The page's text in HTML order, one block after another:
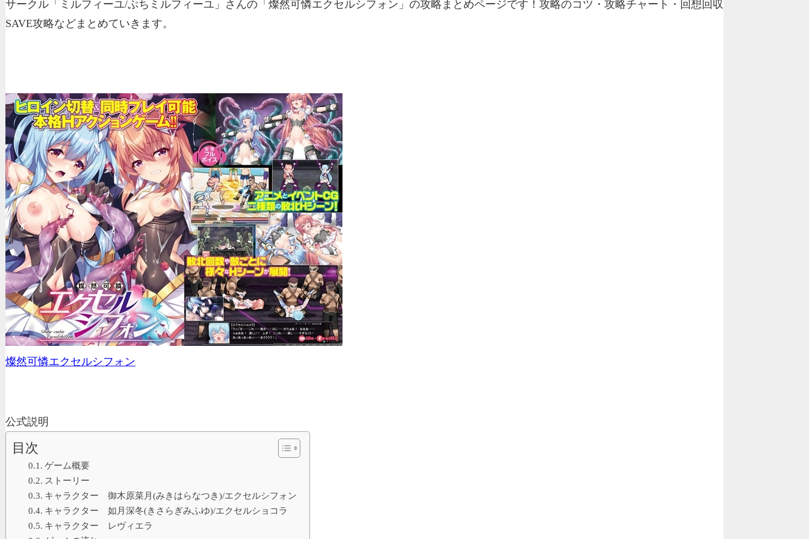
サークル「ミルフィーユ/ぷちミルフィーユ」さんの「燦然可憐エクセルシフォン」の攻略まとめページです！攻略のコツ・攻略チャート・回想回収
SAVE攻略などまとめていきます。
燦然可憐エクセルシフォン
公式説明
目次
ゲーム概要
ストーリー
キャラクター 御木原菜月(みきはらなつき)/エクセルシフォン
キャラクター 如月深冬(きさらぎみふゆ)/エクセルショコラ
キャラクター レヴィエラ